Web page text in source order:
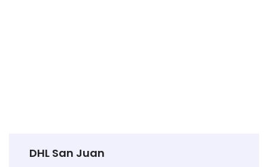
DHL San Juan